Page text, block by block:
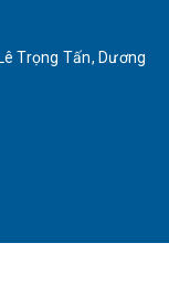
Trọng Tấn, Dương